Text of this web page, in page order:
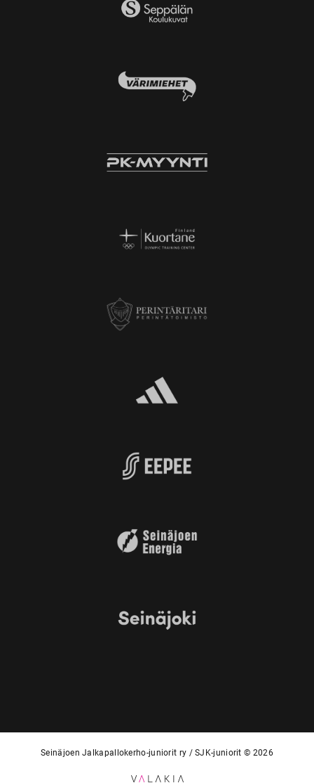
Seinäjoen Jalkapallokerho-juniorit ry / SJK-juniorit © 2026